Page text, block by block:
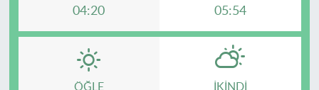
04:20 05:54
ÖĞLE İKINDI